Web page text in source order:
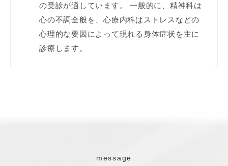
の受診が適しています。 一般的に、精神科は
心の不調全般を、心療内科はストレスなどの
心理的な要因によって現れる身体症状を主に
診療します。
message